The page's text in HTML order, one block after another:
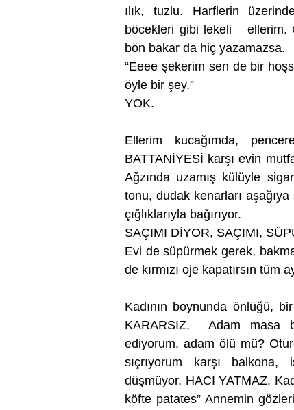
ılık, tuzlu. Harflerin
böcekleri gibi lekeli   ellerim.
bön bakar da hiç yazamazsa.
“Eeee şekerim sen de bir
öyle bir şey.”
YOK.
Ellerim kucağımda,
BATTANİYESİ karşı evin
Ağzında uzamış külüyle
tonu, dudak kenarları
çığlıklarıyla bağırıyor.
SAÇIMI DİYOR, SAÇIMI,
Evi de süpürmek gerek,
de kırmızı oje kapatırsın tüm
Kadının boynunda önlüğü,
KARARSIZ.  Adam masa
ediyorum, adam ölü mü?
sıçrıyorum karşı balkona,
düşmüyor. HACI YATMAZ.
köfte patates” Annemin